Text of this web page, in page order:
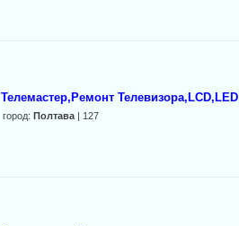
Телемастер,Ремонт
город: Полтава| 127